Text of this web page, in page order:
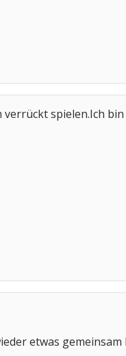
verrückt spielen.Ich
etwas gemeinsam